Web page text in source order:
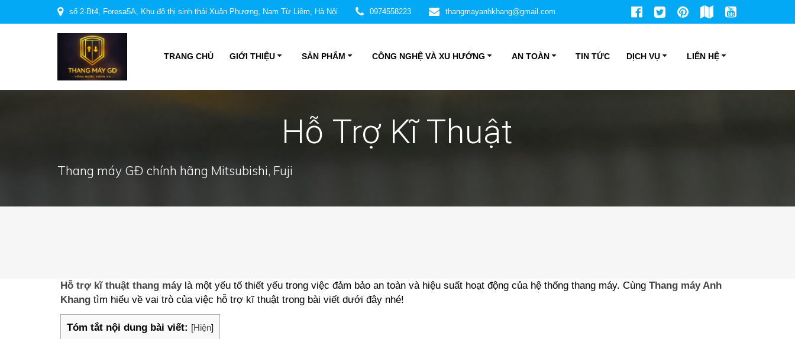
content
số 2-Bt4, Foresa5A, Khu đô thị sinh thái Xuân Phương, Nam Từ Liêm, Hà Nội 0974558223 thangmayanhkhang@gmail.com
TRANG CHỦ GIỚI THIỆU SẢN PHẨM CÔNG NGHỆ VÀ XU HƯỚNG AN TOÀN TIN TỨC DỊCH VỤ LIÊN HỆ
Hỗ Trợ Kĩ Thuật
Thang máy GĐ chính hãng Mitsubishi, Fuji
Hỗ trợ kĩ thuật thang máylà một yếu tố thiết yếu trong việc đảm bảo an toàn và hiệu suất hoạt động của hệ thống thang máy. Cùng Thang máy Anh
Khang tìm hiểu về vai trò của việc hỗ trợ kĩ thuật trong bài viết dưới đây nhé!
Tóm tắt nội dung bài viết: [Hiện]